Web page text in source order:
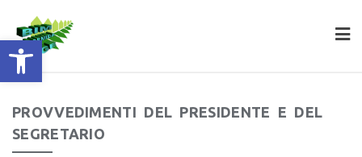
apri la barra degli strumenti
PROVVEDIMENTI DEL PRESIDENTE E DEL
SEGRETARIO